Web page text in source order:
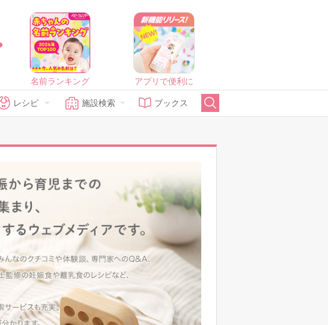
名前ランキング アプリで便利に
レシピ 施設検索 ブックス